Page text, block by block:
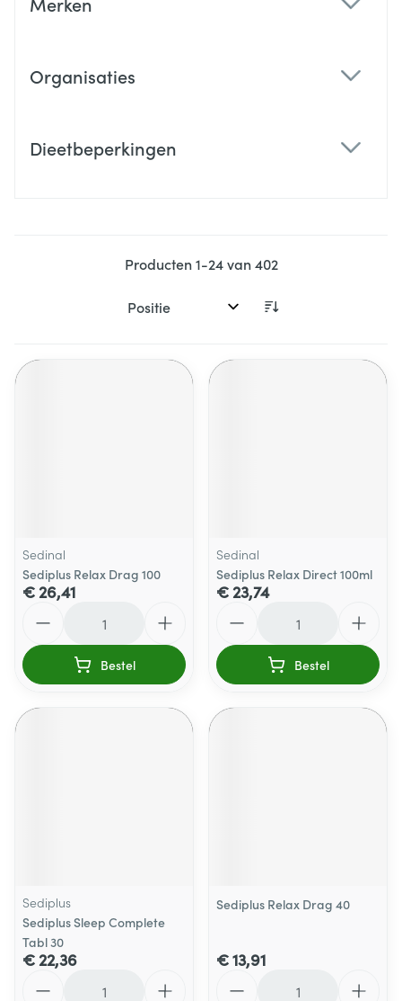
Organisaties
Dieetbeperkingen
Producten1-24van402
Sorteer op:
Sedinal
Sediplus Relax Drag 100
€ 26,41
Bestel
Sedinal
Sediplus Relax Direct 100ml
€ 23,74
Bestel
Sediplus
Sediplus Sleep Complete
Tabl 30
€ 22,36
Sediplus Relax Drag 40
€ 13,91